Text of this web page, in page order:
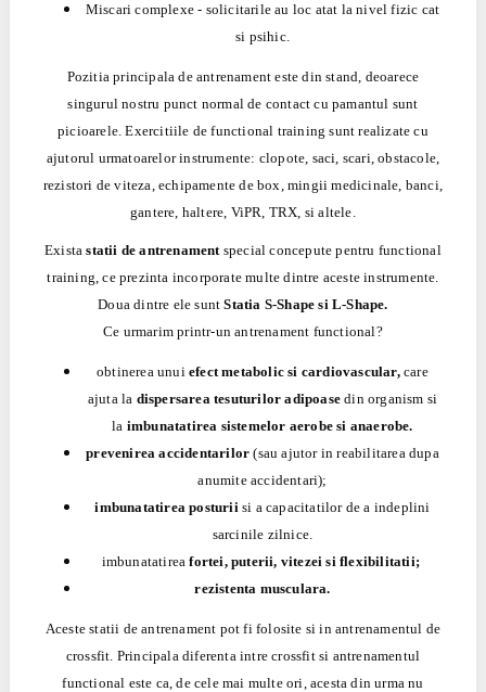
Miscari complexe - solicitarile au loc atat la nivel fizic cat
si psihic.
Pozitia principala de antrenament este din stand, deoarece
singurul nostru punct normal de contact cu pamantul sunt
picioarele. Exercitiile de functional training sunt realizate cu
ajutorul urmatoarelor instrumente: clopote, saci, scari, obstacole,
rezistori de viteza, echipamente de box, mingii medicinale, banci,
gantere, haltere, ViPR, TRX, si altele.
Existastatii de antrenamentspecial concepute pentru functional
training, ce prezinta incorporate multe dintre aceste instrumente.
Doua dintre ele suntStatia S-Shape si L-Shape.
Ce urmarim printr-un antrenament functional?
obtinerea unuiefect metabolic si cardiovascular,care
ajuta la dispersarea tesuturilor adipoase din organism si
la imbunatatirea sistemelor aerobe si anaerobe.
prevenirea accidentarilor (sau ajutor in reabilitarea dupa
anumite accidentari);
imbunatatirea posturii si a capacitatilor de a indeplini
sarcinile zilnice.
imbunatatireafortei, puterii, vitezei si flexibilitatii;
rezistenta musculara.
Aceste statii de antrenament pot fi folosite si in antrenamentul de
crossfit. Principala diferenta intre crossfit si antrenamentul
functional este ca, de cele mai multe ori, acesta din urma nu